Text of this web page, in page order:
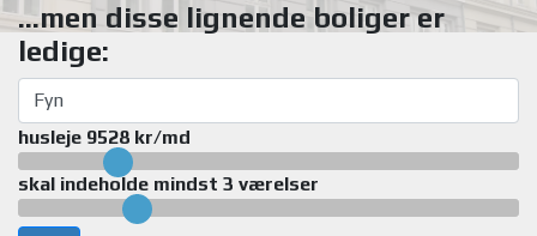
...men disse lignende boliger er
ledige:
husleje 9528 kr/md
skal indeholde mindst 3 værelser